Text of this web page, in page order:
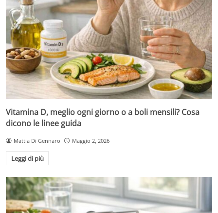
Vitamina D, meglio ogni giorno o a boli mensili? Cosa
dicono le linee guida
Mattia Di Gennaro Maggio 2, 2026
Leggi di più